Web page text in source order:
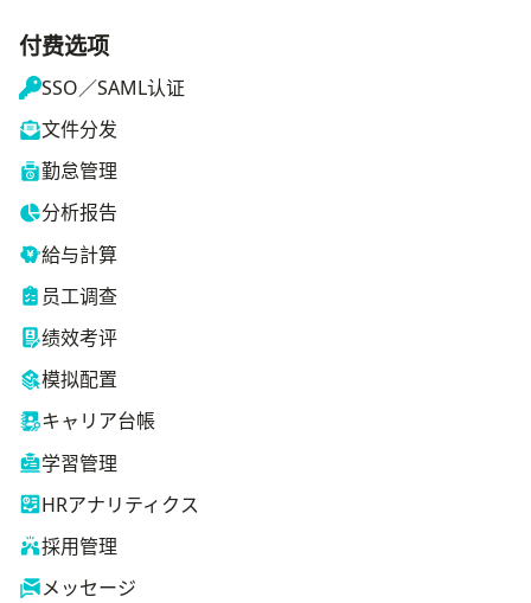
付费选项
SSO／SAML认证
文件分发
勤怠管理
分析报告
給与計算
员工调查
绩效考评
模拟配置
キャリア台帳
学習管理
HRアナリティクス
採用管理
メッセージ